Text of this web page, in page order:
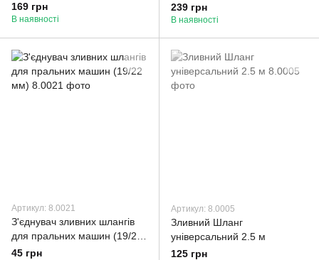
мм. L-1500 мм
169 грн
В наявності
239 грн
В наявності
Артикул: 8.0021
З'єднувач зливних шлангів
для пральних машин (19/22
мм)
45 грн
Артикул: 8.0005
Зливний Шланг
універсальний 2.5 м
125 грн